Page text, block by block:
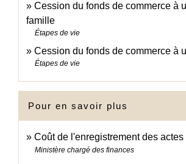
Cession du fonds de commerce à
famille
Étapes de vie
Cession du fonds de commerce à
Étapes de vie
Pour en savoir plus
Coût de l'enregistrement des actes
Ministère chargé des finances